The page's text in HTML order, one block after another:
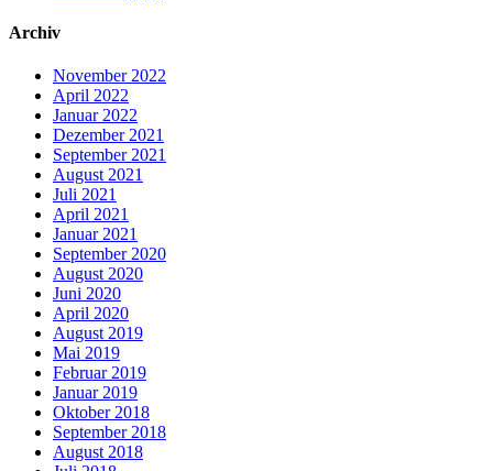
Archiv
November 2022
April 2022
Januar 2022
Dezember 2021
September 2021
August 2021
Juli 2021
April 2021
Januar 2021
September 2020
August 2020
Juni 2020
April 2020
August 2019
Mai 2019
Februar 2019
Januar 2019
Oktober 2018
September 2018
August 2018